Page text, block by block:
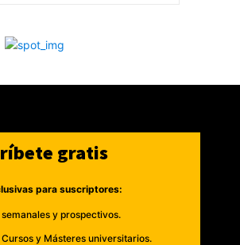
gratis
para suscriptores:
semanales y prospectivos.
Cursos y Másteres universitarios.